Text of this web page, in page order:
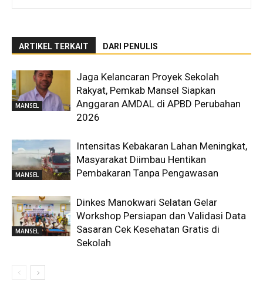
ARTIKEL TERKAIT DARI PENULIS
MANSEL
Jaga Kelancaran Proyek Sekolah
Rakyat, Pemkab Mansel Siapkan
Anggaran AMDAL di APBD Perubahan
2026
MANSEL
Intensitas Kebakaran Lahan Meningkat,
Masyarakat Diimbau Hentikan
Pembakaran Tanpa Pengawasan
MANSEL
Dinkes Manokwari Selatan Gelar
Workshop Persiapan dan Validasi Data
Sasaran Cek Kesehatan Gratis di
Sekolah